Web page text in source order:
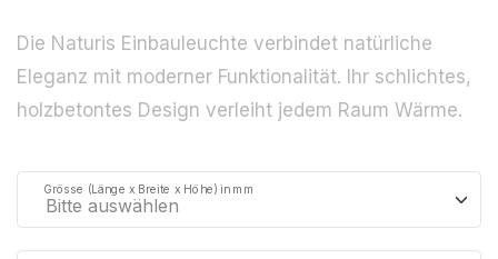
Die Naturis Einbauleuchte verbindet natürliche
Eleganz mit moderner Funktionalität. Ihr schlichtes,
holzbetontes Design verleiht jedem Raum Wärme.
Grösse (Länge x Breite x Höhe) in mm